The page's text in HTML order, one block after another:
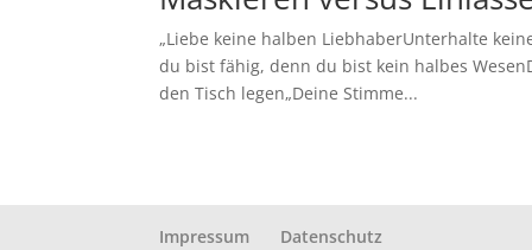
„Liebe keine halben LiebhaberUnterhalte
du bist fähig, denn du bist kein halbes
den Tisch legen„Deine Stimme...
Impressum Datenschutz